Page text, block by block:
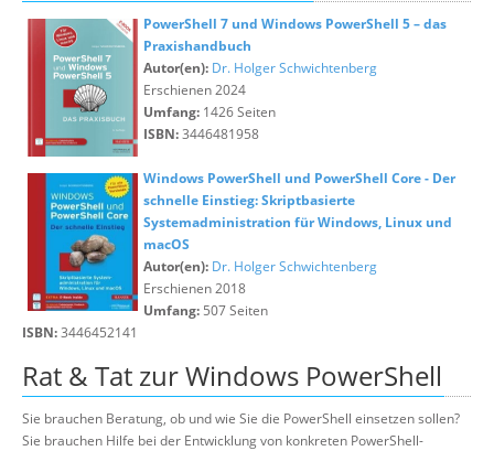
PowerShell 7 und Windows PowerShell 5 – das
Praxishandbuch
Autor(en): Dr. Holger Schwichtenberg
Erschienen 2024
Umfang: 1426 Seiten
ISBN:3446481958
Windows PowerShell und PowerShell Core - Der
schnelle Einstieg: Skriptbasierte
Systemadministration für Windows, Linux und
macOS
Autor(en): Dr. Holger Schwichtenberg
Erschienen 2018
Umfang: 507 Seiten
ISBN:3446452141
Rat & Tat zur Windows PowerShell
Sie brauchen Beratung, ob und wie Sie die PowerShell einsetzen sollen?
Sie brauchen Hilfe bei der Entwicklung von konkreten PowerShell-